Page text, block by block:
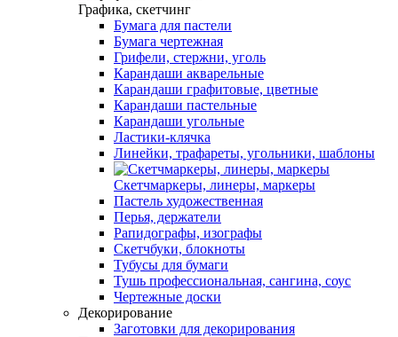
Графика, скетчинг
Бумага для пастели
Бумага чертежная
Грифели, стержни, уголь
Карандаши акварельные
Карандаши графитовые, цветные
Карандаши пастельные
Карандаши угольные
Ластики-клячка
Линейки, трафареты, угольники, шаблоны
Скетчмаркеры, линеры, маркеры
Пастель художественная
Перья, держатели
Рапидографы, изографы
Скетчбуки, блокноты
Тубусы для бумаги
Тушь профессиональная, сангина, соус
Чертежные доски
Декорирование
Заготовки для декорирования